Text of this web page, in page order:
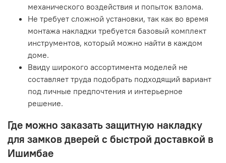
механического воздействия и попыток взлома.
Не требует сложной установки, так как во время
монтажа накладки требуется базовый комплект
инструментов, который можно найти в каждом
доме.
Ввиду широкого ассортимента моделей не
составляет труда подобрать подходящий вариант
под личные предпочтения и интерьерное
решение.
Где можно заказать защитную накладку
для замков дверей с быстрой доставкой в
Ишимбае